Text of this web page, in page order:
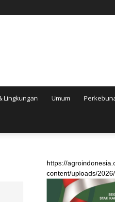
Lingkungan Umum
https://
content/uploads/